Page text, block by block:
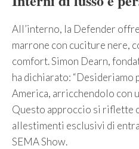
All’interno, la Defender
marrone con cuciture nere,
comfort. Simon Dearn,
ha dichiarato: “Desideriamo
America, arricchendolo con
Questo approccio si riflette
allestimenti esclusivi di
SEMA Show.